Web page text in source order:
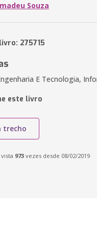
Souza
275715
E Tecnologia,
este livro
trecho
973 vezes desde 08/02/2019